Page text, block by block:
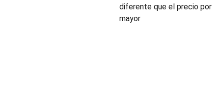
diferente que el precio por
mayor